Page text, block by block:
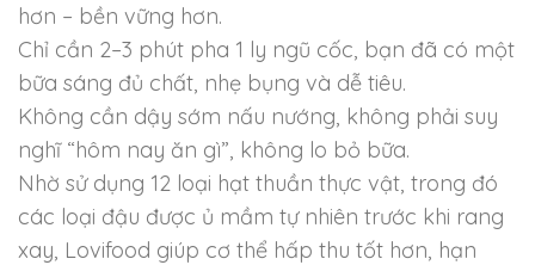
hơn – bền vững hơn.
Chỉ cần 2–3 phút pha 1 ly ngũ cốc, bạn đã có một
bữa sáng đủ chất, nhẹ bụng và dễ tiêu.
Không cần dậy sớm nấu nướng, không phải suy
nghĩ “hôm nay ăn gì”, không lo bỏ bữa.
Nhờ sử dụng 12 loại hạt thuần thực vật, trong đó
các loại đậu được ủ mầm tự nhiên trước khi rang
xay, Lovifood giúp cơ thể hấp thu tốt hơn, hạn